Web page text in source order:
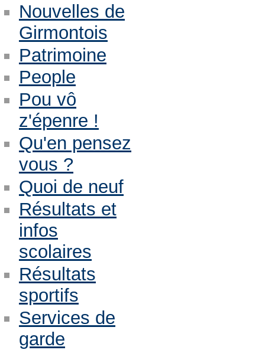
Nouvelles de
Girmontois
Patrimoine
People
Pou vô
z'épenre !
Qu'en pensez
vous ?
Quoi de neuf
Résultats et
infos
scolaires
Résultats
sportifs
Services de
garde